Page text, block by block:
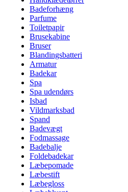
Badeforhæng
Parfume
Toiletpapir
Brusekabine
Bruser
Blandingsbatteri
Armatur
Badekar
Spa
Spa udendørs
Isbad
Vildmarksbad
Spand
Badevægt
Fodmassage
Badebalje
Foldebadekar
Læbepomade
Læbestift
Læbegloss